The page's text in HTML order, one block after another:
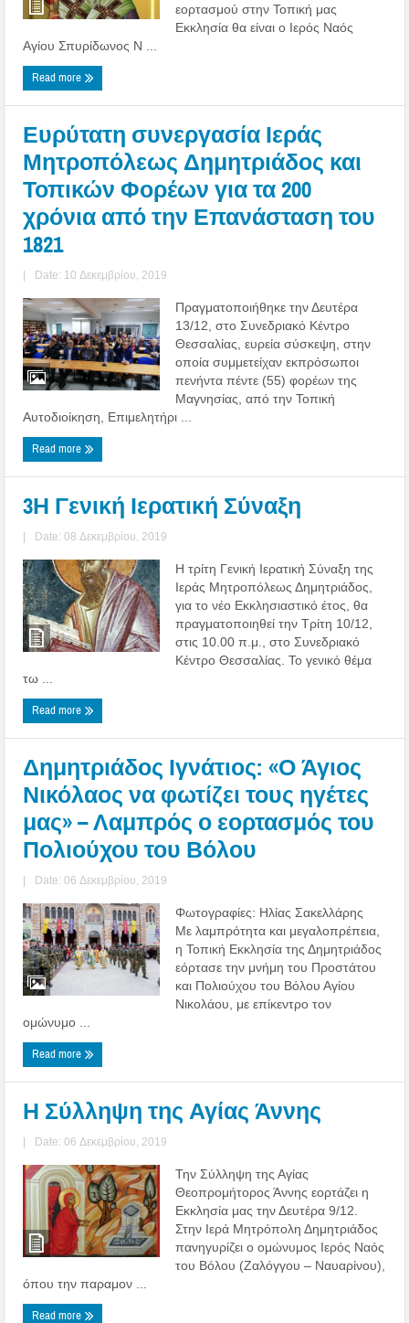
εορτασμού στην Τοπική μας
Εκκλησία θα είναι ο Ιερός Ναός
Αγίου Σπυρίδωνος Ν ...
Read more
Ευρύτατη συνεργασία Ιεράς
Μητροπόλεως Δημητριάδος και
Τοπικών Φορέων για τα 200
χρόνια από την Επανάσταση του
1821
| Date: 10 Δεκεμβρίου, 2019
Πραγματοποιήθηκε την Δευτέρα
13/12, στο Συνεδριακό Κέντρο
Θεσσαλίας, ευρεία σύσκεψη, στην
οποία συμμετείχαν εκπρόσωποι
πενήντα πέντε (55) φορέων της
Μαγνησίας, από την Τοπική
Αυτοδιοίκηση, Επιμελητήρι ...
Read more
3Η Γενική Ιερατική Σύναξη
| Date: 08 Δεκεμβρίου, 2019
Η τρίτη Γενική Ιερατική Σύναξη της
Ιεράς Μητροπόλεως Δημητριάδος,
για το νέο Εκκλησιαστικό έτος, θα
πραγματοποιηθεί την Τρίτη 10/12,
στις 10.00 π.μ., στο Συνεδριακό
Κέντρο Θεσσαλίας. Το γενικό θέμα
τω ...
Read more
Δημητριάδος Ιγνάτιος: «Ο Άγιος
Νικόλαος να φωτίζει τους ηγέτες
μας» – Λαμπρός ο εορτασμός του
Πολιούχου του Βόλου
| Date: 06 Δεκεμβρίου, 2019
Φωτογραφίες: Ηλίας Σακελλάρης
Με λαμπρότητα και μεγαλοπρέπεια,
η Τοπική Εκκλησία της Δημητριάδος
εόρτασε την μνήμη του Προστάτου
και Πολιούχου του Βόλου Αγίου
Νικολάου, με επίκεντρο τον
ομώνυμο ...
Read more
Η Σύλληψη της Αγίας Άννης
| Date: 06 Δεκεμβρίου, 2019
Την Σύλληψη της Αγίας
Θεοπρομήτορος Άννης εορτάζει η
Εκκλησία μας την Δευτέρα 9/12.
Στην Ιερά Μητρόπολη Δημητριάδος
πανηγυρίζει ο ομώνυμος Ιερός Ναός
του Βόλου (Ζαλόγγου – Ναυαρίνου),
όπου την παραμον ...
Read more